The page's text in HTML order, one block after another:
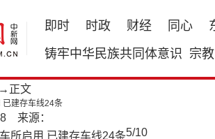
即时 时政 财经 同心
铸牢中华民族共同体意识 宗教
→正文
已建存车线24条
来源：
5/10